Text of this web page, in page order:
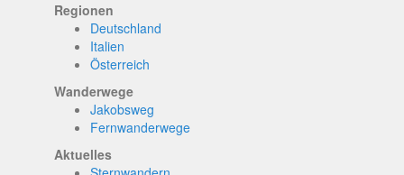
Regionen
Deutschland
Italien
Österreich
Wanderwege
Jakobsweg
Fernwanderwege
Aktuelles